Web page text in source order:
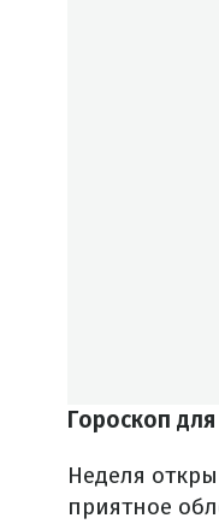
Гороскоп
Неделя
приятное